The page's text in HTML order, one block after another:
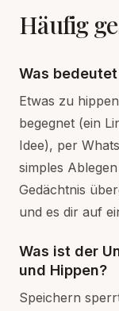
Häufig
Was bedeutet
Etwas zu
begegnet (ein
Idee), per
simples
Gedächtnis
und es dir auf
Was ist der
und Hippen?
Speichern